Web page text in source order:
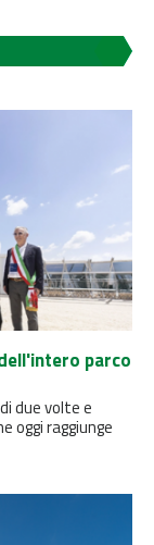
parco
due volte e
oggi raggiunge